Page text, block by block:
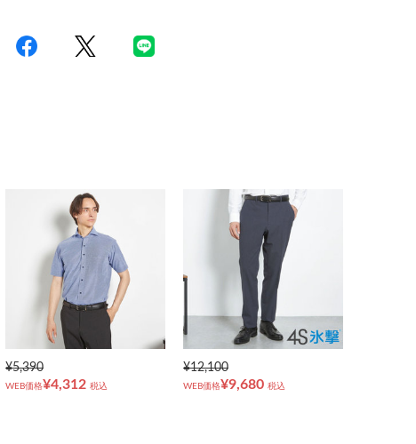
¥5,390
WEB価格¥4,312 税込
¥12,100
WEB価格¥9,680 税込